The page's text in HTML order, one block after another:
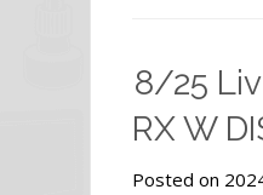
8/25 Liv
RX W
Posted on